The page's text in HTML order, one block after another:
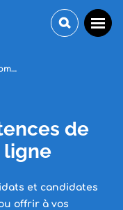
de
ligne
et candidates
offrir à vos
Évaluer les compétences de votre personnel en ligne